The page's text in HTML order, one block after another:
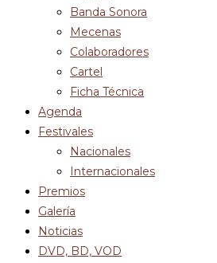
Banda Sonora
Mecenas
Colaboradores
Cartel
Ficha Técnica
Agenda
Festivales
Nacionales
Internacionales
Premios
Galería
Noticias
DVD, BD, VOD